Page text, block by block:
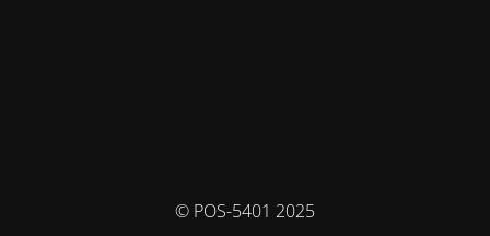
© POS-5401 2025